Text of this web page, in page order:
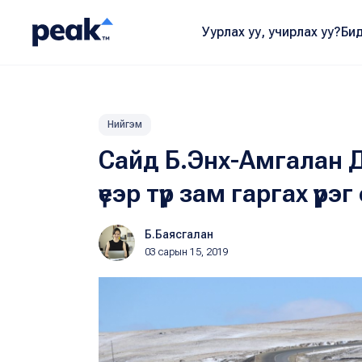
Уурлах уу, учирлах уу?
Нийгэм
Сайд Б.Энх-Амгалан
үеэр түр зам гаргах
Б.Баясгалан
03 сарын 15, 2019